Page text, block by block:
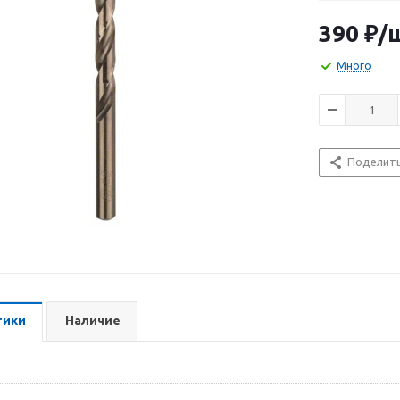
кобальта 5%.
Сверло
390 ₽/
Много
Наличие